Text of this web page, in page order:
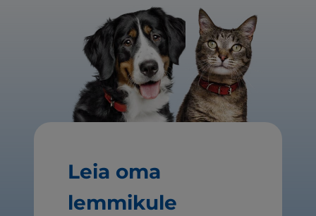
Leia oma
lemmikule